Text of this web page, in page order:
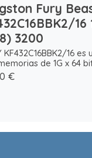
Fury
16
3200
KF432C16BBK2/16 es
de 1G x 64
€